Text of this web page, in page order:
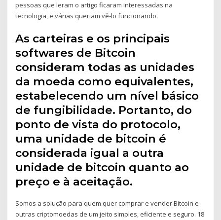
pessoas que leram o artigo ficaram interessadas na
tecnologia, e várias queriam vê-lo funcionando.
As carteiras e os principais
softwares de Bitcoin
consideram todas as unidades
da moeda como equivalentes,
estabelecendo um nível básico
de fungibilidade. Portanto, do
ponto de vista do protocolo,
uma unidade de bitcoin é
considerada igual a outra
unidade de bitcoin quanto ao
preço e à aceitação.
Somos a solução para quem quer comprar e vender Bitcoin e
outras criptomoedas de um jeito simples, eficiente e seguro. 18